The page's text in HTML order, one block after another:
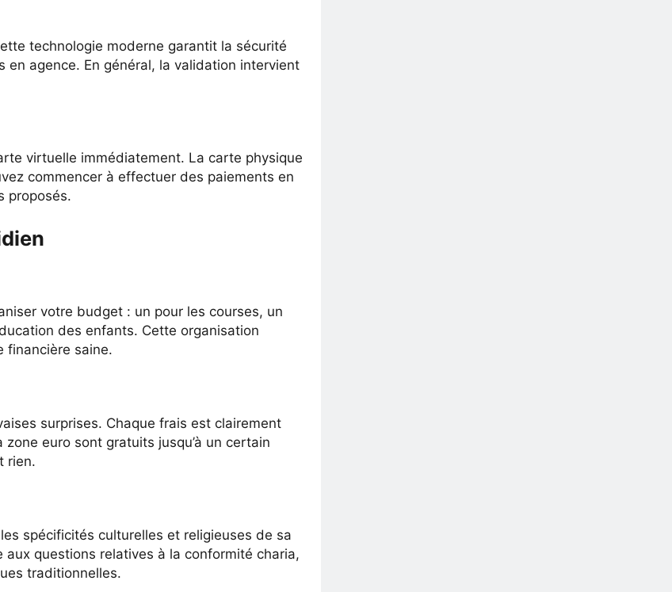
technologie moderne garantit la sécurité
agence. En général, la validation intervient
virtuelle immédiatement. La carte physique
commencer à effectuer des paiements en
proposés.
votre budget : un pour les courses, un
des enfants. Cette organisation
financière saine.
surprises. Chaque frais est clairement
euro sont gratuits jusqu’à un certain
rien.
spécificités culturelles et religieuses de sa
questions relatives à la conformité charia,
traditionnelles.